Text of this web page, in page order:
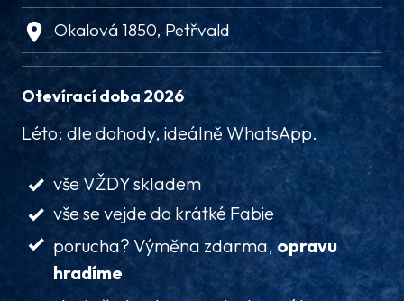
Okalová 1850, Petřvald
Otevírací doba 2026
Léto: dle dohody, ideálně WhatsApp.
vše VŽDY skladem
vše se vejde do krátké Fabie
porucha? Výměna zdarma, opravu
hradíme